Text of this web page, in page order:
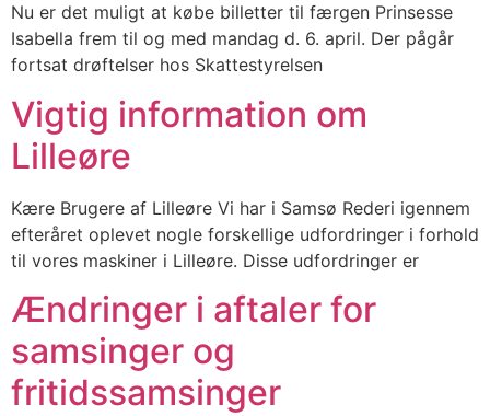
Nu er det muligt at købe billetter til færgen Prinsesse
Isabella frem til og med mandag d. 6. april. Der pågår
fortsat drøftelser hos Skattestyrelsen
Vigtig information om
Lilleøre
Kære Brugere af Lilleøre Vi har i Samsø Rederi igennem
efteråret oplevet nogle forskellige udfordringer i forhold
til vores maskiner i Lilleøre. Disse udfordringer er
Ændringer i aftaler for
samsinger og
fritidssamsinger